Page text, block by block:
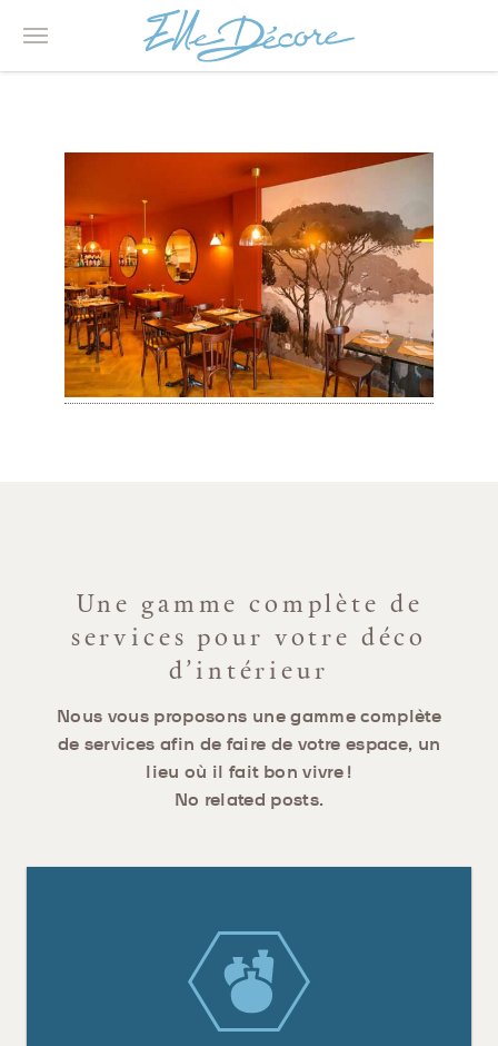
Une gamme complète de
services pour votre déco
d’intérieur
Nous vous proposons une gamme complète
de services afin de faire de votre espace, un
lieu où il fait bon vivre !
No related posts.